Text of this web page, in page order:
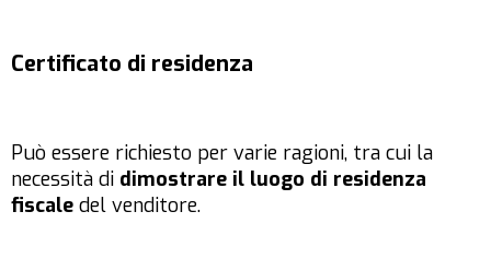
Certificato di residenza
Può essere richiesto per varie ragioni, tra cui la
necessità di dimostrare il luogo di residenza
fiscale del venditore.